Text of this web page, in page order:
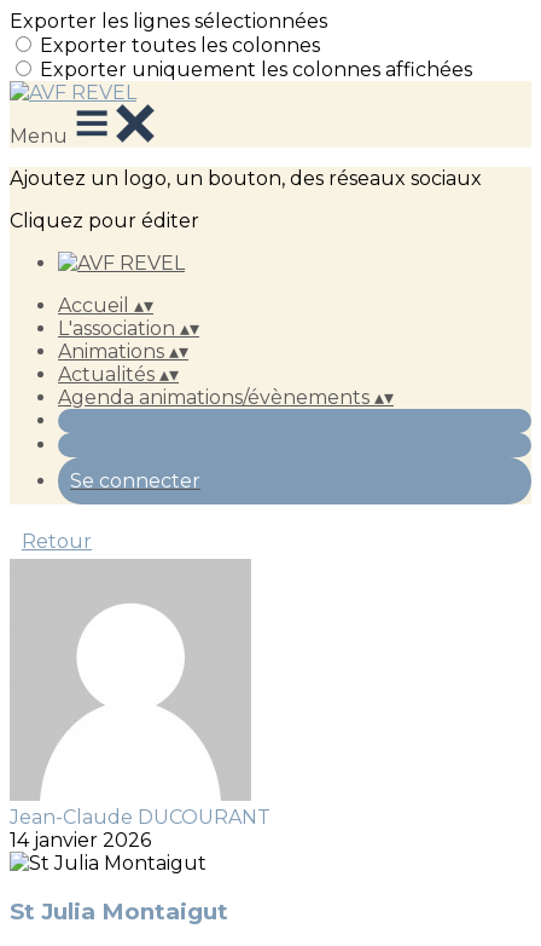
Exporter les lignes sélectionnées
Exporter toutes les colonnes
Exporter uniquement les colonnes affichées
Menu
Ajoutez un logo, un bouton, des réseaux sociaux
Cliquez pour éditer
Accueil ▴▾
L'association ▴▾
Animations ▴▾
Actualités ▴▾
Agenda animations/évènements ▴▾
Se connecter
Retour
Jean-Claude DUCOURANT
14 janvier 2026
St Julia Montaigut